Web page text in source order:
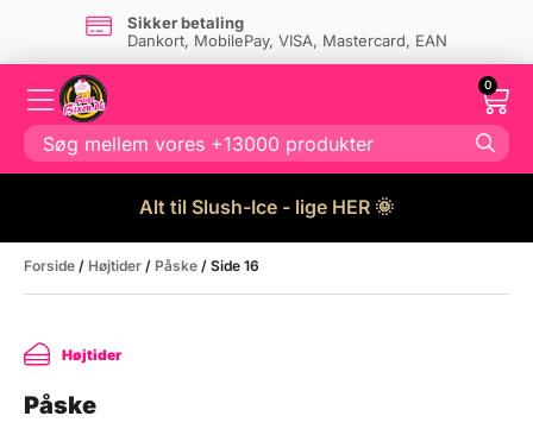
Sikker betaling
Dankort, MobilePay, VISA, Mastercard, EAN
0
Alt til Slush-Ice - lige HER 🌞
Forside / Højtider / Påske / Side 16
Højtider
Påske